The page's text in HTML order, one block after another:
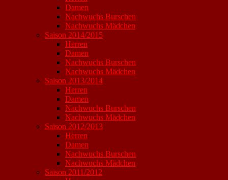
Damen
Nachwuchs Burschen
Nachwuchs Mädchen
Saison 2014/2015
Herren
Damen
Nachwuchs Burschen
Nachwuchs Mädchen
Saison 2013/2014
Herren
Damen
Nachwuchs Burschen
Nachwuchs Mädchen
Saison 2012/2013
Herren
Damen
Nachwuchs Burschen
Nachwuchs Mädchen
Saison 2011/2012